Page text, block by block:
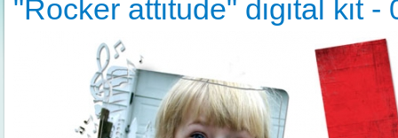
"Rocker attitude" digital kit -